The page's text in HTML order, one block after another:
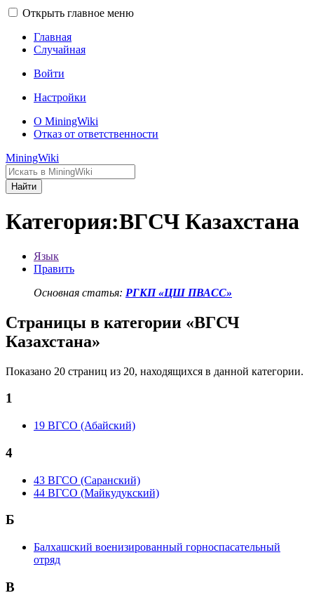
Открыть главное меню
Главная
Случайная
Войти
Настройки
О MiningWiki
Отказ от ответственности
MiningWiki
Найти
Категория:ВГСЧ Казахстана
Язык
Править
Основная статья: РГКП «ЦШ ПВАСС»
Страницы в категории «ВГСЧ
Казахстана»
Показано 20 страниц из 20, находящихся в данной категории.
1
19 ВГСО (Абайский)
4
43 ВГСО (Саранский)
44 ВГСО (Майкудукский)
Б
Балхашский военизированный горноспасательный
отряд
В